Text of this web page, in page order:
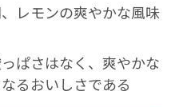
レモンの爽やかな風味
ぱさはなく、爽やかな
るおいしさである